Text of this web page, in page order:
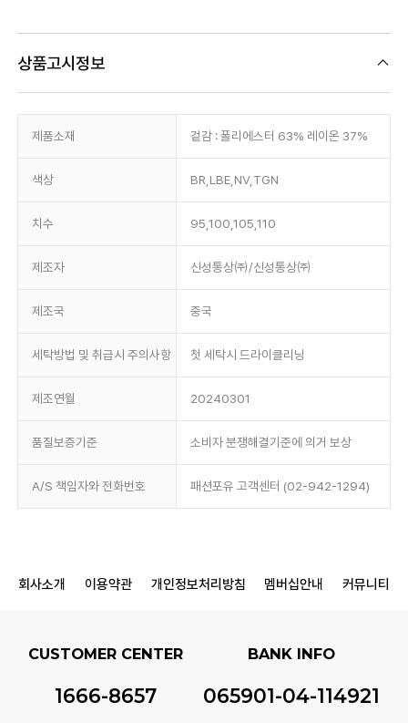
상품고시정보
제품소재 겉감 : 폴리에스터 63% 레이온 37%
색상 BR,LBE,NV,TGN
치수 95,100,105,110
제조자 신성통상㈜/신성통상㈜
제조국 중국
세탁방법 및 취급시 주의사항 첫 세탁시 드라이클리닝
제조연월 20240301
품질보증기준 소비자 분쟁해결기준에 의거 보상
A/S 책임자와 전화번호 패션포유 고객센터 (02-942-1294)
회사소개 이용약관 개인정보처리방침 멤버십안내 커뮤니티
CUSTOMER CENTER
1666-8657
BANK INFO
065901-04-114921